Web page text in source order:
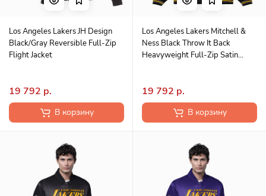
Los Angeles Lakers JH Design
Black/Gray Reversible Full-Zip
Flight Jacket
19 792 р.
В корзину
Los Angeles Lakers Mitchell &
Ness Black Throw It Back
Heavyweight Full-Zip Satin
19 792 р.
В корзину